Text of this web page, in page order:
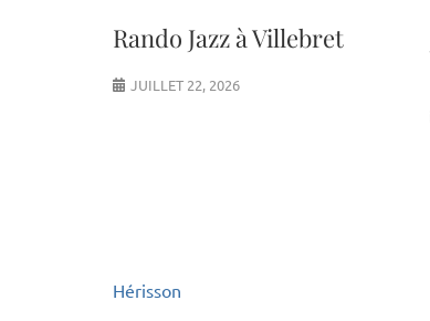
Rando Jazz à Villebret
JUILLET 22, 2026
Navigation
Hérisson